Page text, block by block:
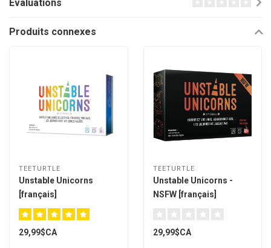
Évaluations
Produits connexes
TEETURTLE
Unstable Unicorns
[français]
29,99$CA
TEETURTLE
Unstable Unicorns -
NSFW [français]
29,99$CA